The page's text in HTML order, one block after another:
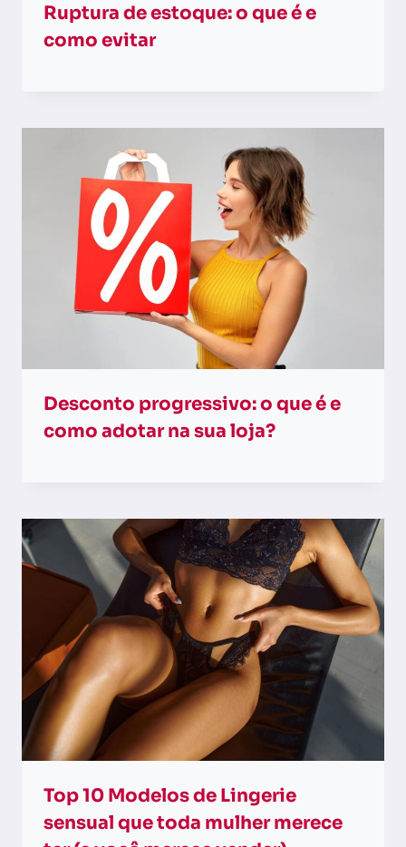
Ruptura de estoque: o que é e
como evitar
Desconto progressivo: o que é e
como adotar na sua loja?
Top 10 Modelos de Lingerie
sensual que toda mulher merece